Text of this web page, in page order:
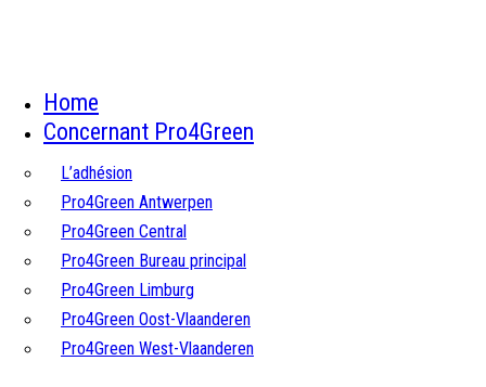
Home
Concernant Pro4Green
L’adhésion
Pro4Green Antwerpen
Pro4Green Central
Pro4Green Bureau principal
Pro4Green Limburg
Pro4Green Oost-Vlaanderen
Pro4Green West-Vlaanderen